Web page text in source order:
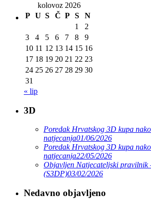
kolovoz 2026
P U S Č P S
N
1
2
3
4 5 6 7 8
9
10 11 12 13 14 15 16
17 18 19 20 21 22 23
24 25 26 27 28 29 30
31
« lip
3D
Poredak Hrvatskog 3D kupa
natjecanja01/06/2026
Poredak Hrvatskog 3D kupa
natjecanja22/05/2026
Objavljen Natjecateljski pravilnik
(S3DP)03/02/2026
Nedavno objavljeno